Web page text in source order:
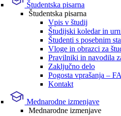
Študentska pisarna
Študentska pisarna
Vpis v študij
Študijski koledar in
Študenti s posebnim
Vloge in obrazci za
Pravilniki in navodila
Zaključno delo
Pogosta vprašanja –
Kontakt
Mednarodne izmenjave
Mednarodne izmenjave